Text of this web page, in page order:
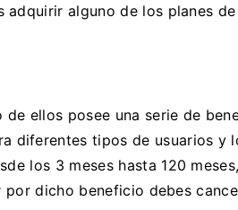
alguno de los planes de
ellos posee una serie de
diferentes tipos de usuarios y
los 3 meses hasta 120
dicho beneficio debes